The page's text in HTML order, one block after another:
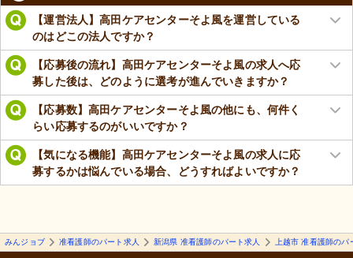
【運営法人】高田ケアセンターそよ風を運営している
のはどこの法人ですか？
【応募後の流れ】高田ケアセンターそよ風の求人へ応
募した後は、どのように選考が進んでいきますか？
【応募数】高田ケアセンターそよ風の他にも、何件く
らい応募するのがいいですか？
【気になる機能】高田ケアセンターそよ風の求人に応
募するかは悩んでいる場合、どうすればよいですか？
みんジョブ 准看護師のパート求人 新潟県 准看護師のパート求人 上越市 准看護師のパ